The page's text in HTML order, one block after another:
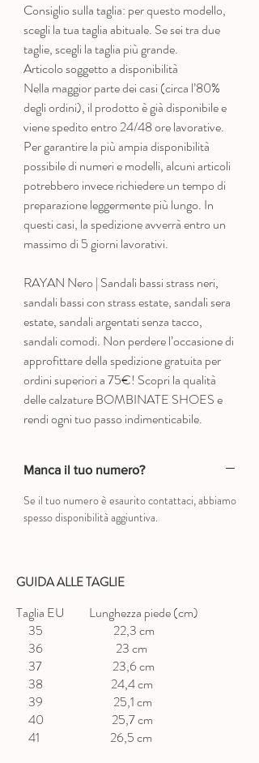
Consiglio sulla taglia: per questo modello,
scegli la tua taglia abituale. Se sei tra due
taglie, scegli la taglia più grande.
Articolo soggetto a disponibilità
Nella maggior parte dei casi (circa l’80%
degli ordini), il prodotto è già disponibile e
viene spedito entro 24/48 ore lavorative.
Per garantire la più ampia disponibilità
possibile di numeri e modelli, alcuni articoli
potrebbero invece richiedere un tempo di
preparazione leggermente più lungo. In
questi casi, la spedizione avverrà entro un
massimo di 5 giorni lavorativi.
RAYAN Nero | Sandali bassi strass neri,
sandali bassi con strass estate, sandali sera
estate, sandali argentati senza tacco,
sandali comodi. Non perdere l’occasione di
approfittare della spedizione gratuita per
ordini superiori a 75€! Scopri la qualità
delle calzature BOMBINATE SHOES e
rendi ogni tuo passo indimenticabile.
Manca il tuo numero?
Se il tuo numero è esaurito contattaci, abbiamo
spesso disponibilità aggiuntiva.
GUIDA ALLE TAGLIE
Taglia EU Lunghezza piede (cm)
35 22,3 cm
36 23 cm
37 23,6 cm
38 24,4 cm
39 25,1 cm
40 25,7 cm
41 26,5 cm